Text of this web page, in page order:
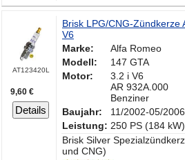
AT123420L
9,60 €
Details
Brisk LPG/CNG-Zündkerze
V6
Marke:
Alfa Romeo
Modell:
147 GTA
Motor:
3.2 i V6
AR 932A.000
Benziner
Baujahr:
11/2002-05/2006
Leistung: 250 PS (184 kW)
Brisk Silver
und CNG)